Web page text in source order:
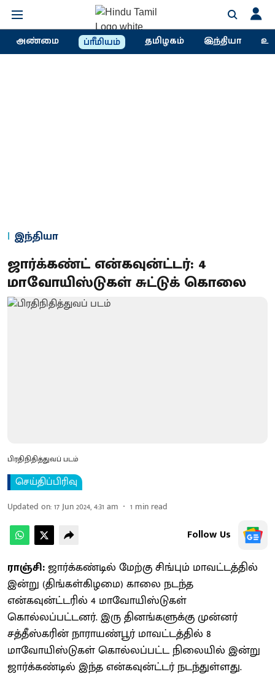
அண்மை ப்ரீமியம் தமிழகம் இந்தியா
இந்தியா
ஜார்க்கண்ட் என்கவுன்ட்டர்: 4
மாவோயிஸ்டுகள் சுட்டுக் கொலை
பிரதிநிதித்துவப் படம்
செய்திப்பிரிவு
Updated on:17 Jun 2024, 4:31 am 1 min read
Follow Us
ராஞ்சி:ஜார்க்கண்டில் மேற்கு சிங்பும் மாவட்டத்தில்
இன்று (திங்கள்கிழமை) காலை நடந்த
என்கவுன்ட்டரில் 4 மாவோயிஸ்டுகள்
கொல்லப்பட்டனர். இரு தினங்களுக்கு முன்னர்
சத்தீஸ்கரின் நாராயண்பூர் மாவட்டத்தில் 8
மாவோயிஸ்டுகள் கொல்லப்பட்ட நிலையில் இன்று
ஜார்க்கண்டில் இந்த என்கவுன்ட்டர் நடந்துள்ளது.